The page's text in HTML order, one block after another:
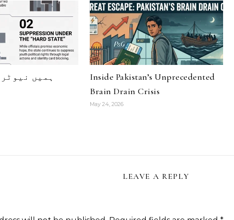
ہمیں
Inside Pakistan’s Unprecedented
Brain Drain Crisis
May 24, 2026
LEAVE A REPLY